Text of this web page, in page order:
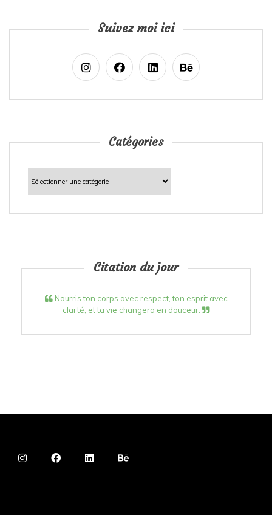
Suivez moi ici
Catégories
Catégories
Citation du jour
Nourris ton corps avec respect, ton esprit avec
clarté, et ta vie changera en douceur.